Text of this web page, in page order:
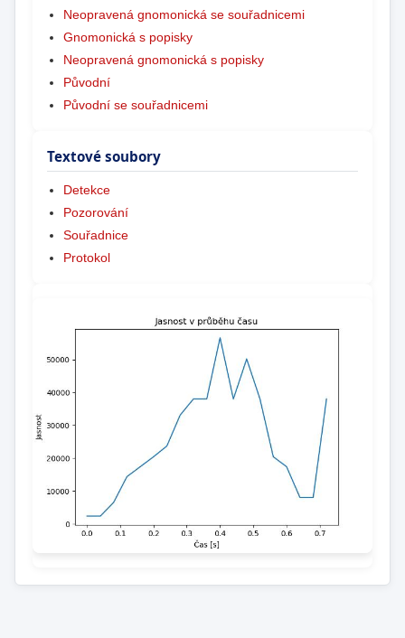
Neopravená gnomonická se souřadnicemi
Gnomonická s popisky
Neopravená gnomonická s popisky
Původní
Původní se souřadnicemi
Textové soubory
Detekce
Pozorování
Souřadnice
Protokol